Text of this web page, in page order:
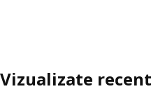
Vizualizate recent